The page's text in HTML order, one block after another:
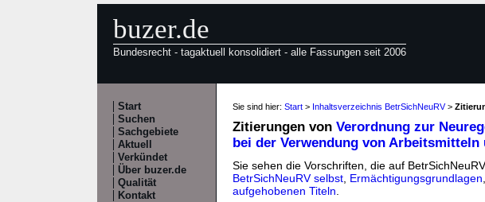
buzer.de
Bundesrecht - tagaktuell konsolidiert - alle Fassungen seit 2006
Start
Suchen
Sachgebiete
Aktuell
Verkündet
Über buzer.de
Qualität
Kontakt
Sie sind hier: Start > Inhaltsverzeichnis BetrSichNeuRV>
Zitierungen von Verordnung zur
bei der Verwendung von
Sie sehen die Vorschriften, die auf
BetrSichNeuRV selbst Ermächtigungsgrundlagen
aufgehobenen Titeln